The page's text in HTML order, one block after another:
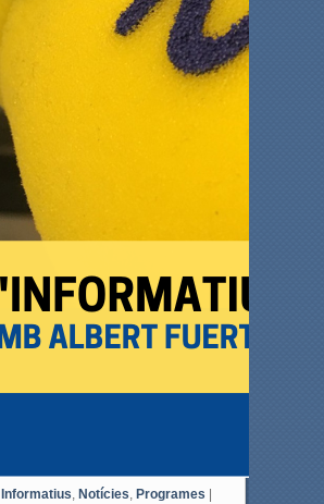
Informatius, Notícies, Programes